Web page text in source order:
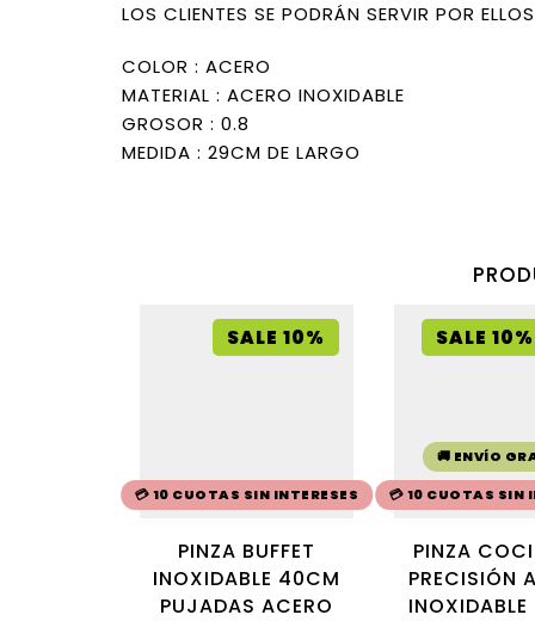
LOS CLIENTES SE PODRÁN SERVIR POR
COLOR : ACERO
MATERIAL : ACERO INOXIDABLE
GROSOR : 0.8
MEDIDA : 29CM DE LARGO
SALE 10%
💳 10 CUOTAS SIN INTERESES
PINZA BUFFET
INOXIDABLE 40CM
PUJADAS ACERO
SALE 10%
🚚 ENVÍO
💳 10 CUOTAS SIN
PINZA
PRECISIÓN